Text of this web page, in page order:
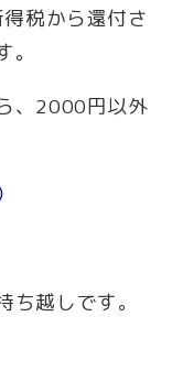
税から還付さ
、2000円以外
越しです。